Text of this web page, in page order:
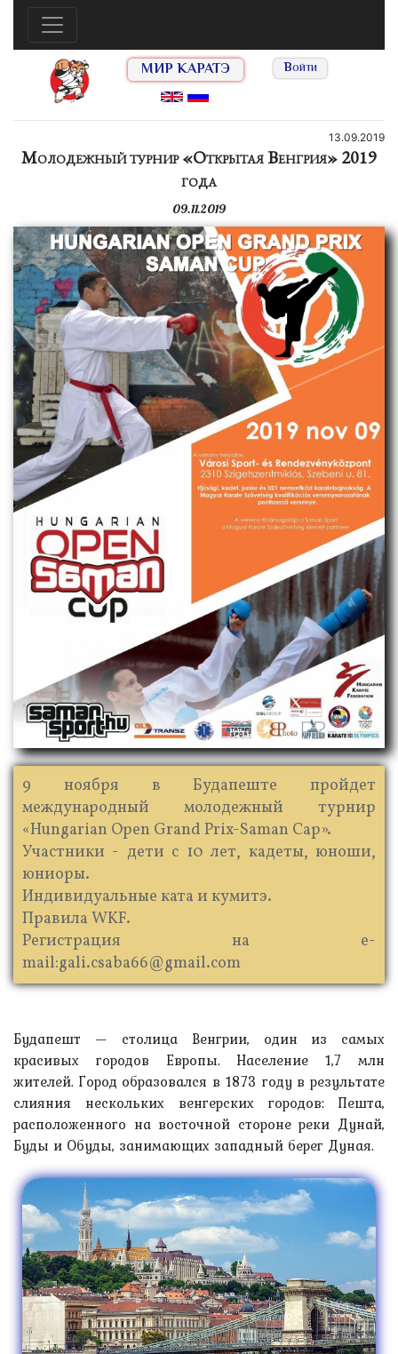
МИР КАРАТЭ Войти
13.09.2019
Молодежный турнир «Открытая Венгрия» 2019
года
09.11.2019
9 ноября в Будапеште пройдет
международный молодежный турнир
«Hungarian Open Grand Prix-Saman Cap».
Участники - дети с 10 лет, кадеты, юноши,
юниоры.
Индивидуальные ката и кумитэ.
Правила WKF.
Регистрация на e-
mail:gali.csaba66@gmail.com
Будапешт — столица Венгрии, один из самых
красивых городов Европы. Население 1,7 млн
жителей. Город образовался в 1873 году в результате
слияния нескольких венгерских городов: Пешта,
расположенного на восточной стороне реки Дунай,
Буды и Обуды, занимающих западный берег Дуная.